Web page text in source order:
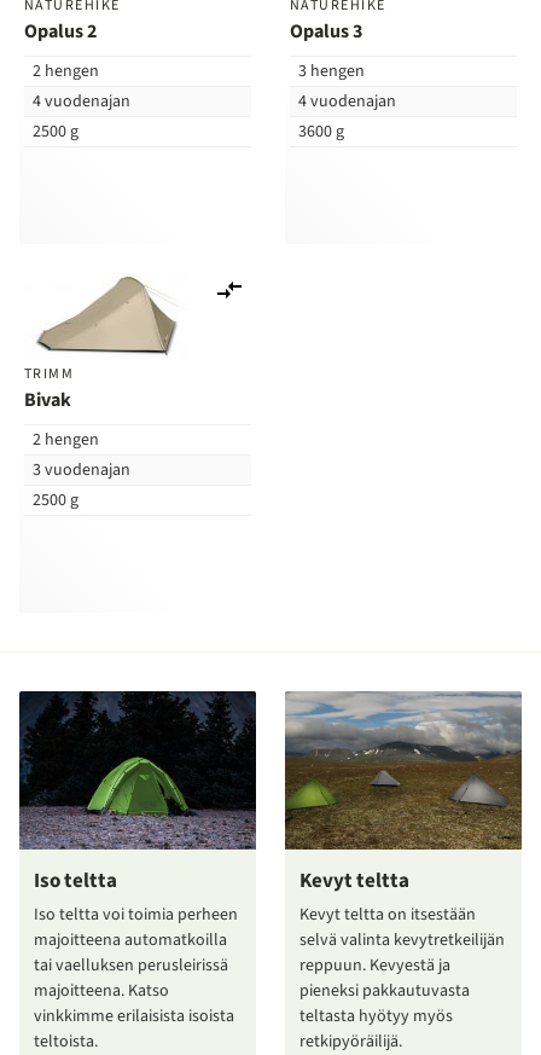
NATUREHIKE
Opalus 2
2 hengen
4 vuodenajan
2500 g
NATUREHIKE
Opalus 3
3 hengen
4 vuodenajan
3600 g
TRIMM
Bivak
2 hengen
3 vuodenajan
2500 g
Iso teltta
Iso teltta voi toimia perheen
majoitteena automatkoilla
tai vaelluksen perusleirissä
majoitteena. Katso
vinkkimme erilaisista isoista
teltoista.
Kevyt teltta
Kevyt teltta on itsestään
selvä valinta kevytretkeilijän
reppuun. Kevyestä ja
pieneksi pakkautuvasta
teltasta hyötyy myös
retkipyöräilijä.